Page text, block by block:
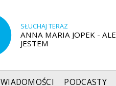
SŁUCHAJ TERAZ
ANNA MARIA JOPEK - ALE
JESTEM
WIADOMOŚCI PODCASTY